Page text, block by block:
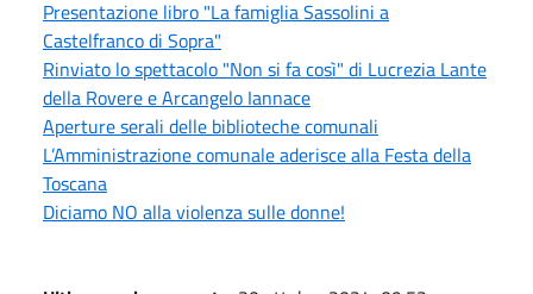
Presentazione libro "La famiglia Sassolini a
Castelfranco di Sopra"
Rinviato lo spettacolo "Non si fa così" di Lucrezia Lante
della Rovere e Arcangelo Iannace
Aperture serali delle biblioteche comunali
L’Amministrazione comunale aderisce alla Festa della
Toscana
Diciamo NO alla violenza sulle donne!